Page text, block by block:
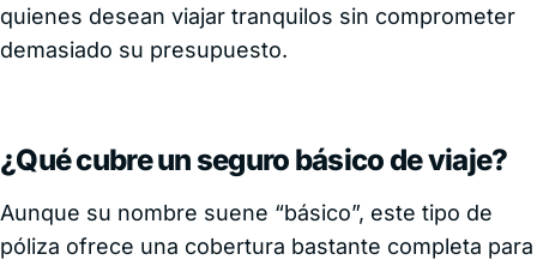
quienes desean viajar tranquilos sin comprometer
demasiado su presupuesto.
¿Qué cubre un seguro básico de viaje?
Aunque su nombre suene “básico”, este tipo de
póliza ofrece una cobertura bastante completa para